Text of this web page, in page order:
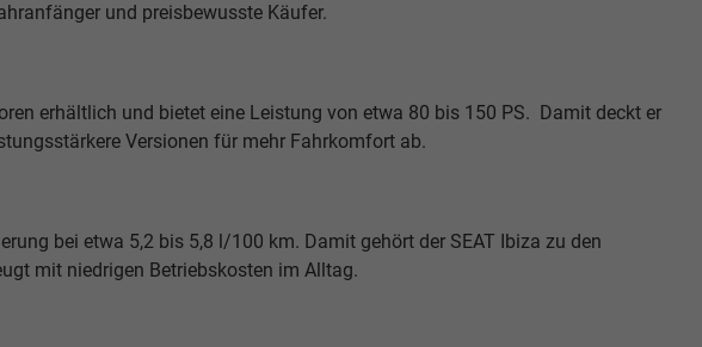
und preisbewusste Käufer.
erhältlich und bietet eine Leistung von etwa 80 bis 150 PS. Damit deckt er
Versionen für mehr Fahrkomfort ab.
bei etwa 5,2 bis 5,8 l/100 km. Damit gehört der SEAT Ibiza zu den
mit niedrigen Betriebskosten im Alltag.